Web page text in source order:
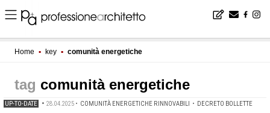
Home ▪ key ▪ comunità energetiche
comunità energetiche
UP-TO-DATE • 28.04.2025 • COMUNITÀ ENERGETICHE RINNOVABILI • DECRETO BOLLETTE